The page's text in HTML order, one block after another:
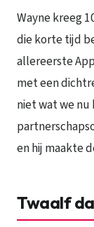
Wayne kreeg
die korte tijd
allereerste
met een
niet wat we nu
en hij maakte
Twaalf